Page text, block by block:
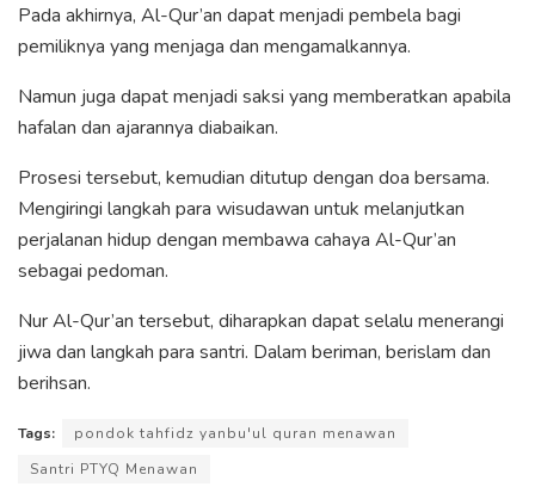
Pada akhirnya, Al-Qur’an dapat menjadi pembela bagi
pemiliknya yang menjaga dan mengamalkannya.
Namun juga dapat menjadi saksi yang memberatkan apabila
hafalan dan ajarannya diabaikan.
Prosesi tersebut, kemudian ditutup dengan doa bersama.
Mengiringi langkah para wisudawan untuk melanjutkan
perjalanan hidup dengan membawa cahaya Al-Qur’an
sebagai pedoman.
Nur Al-Qur’an tersebut, diharapkan dapat selalu menerangi
jiwa dan langkah para santri. Dalam beriman, berislam dan
berihsan.
Tags:
pondok tahfidz yanbu'ul quran menawan
Santri PTYQ Menawan